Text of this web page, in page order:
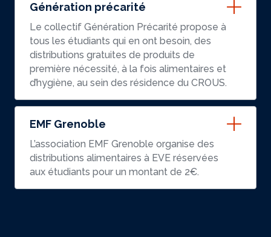
Génération précarité
Le collectif Génération Précarité propose à
tous les étudiants qui en ont besoin, des
distributions gratuites de produits de
première nécessité, à la fois alimentaires et
d’hygiène, au sein des résidence du CROUS.
EMF Grenoble
L’association EMF Grenoble organise des
distributions alimentaires à EVE réservées
aux étudiants pour un montant de 2€.